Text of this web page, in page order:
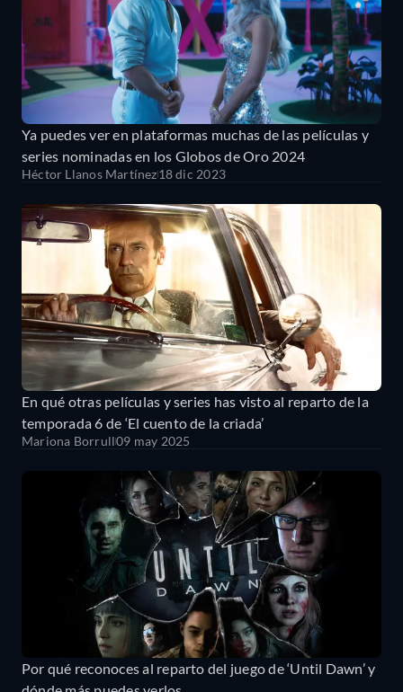
Ya puedes ver en plataformas muchas de las películas y
series nominadas en los Globos de Oro 2024
Héctor Llanos Martínez18 dic 2023
En qué otras películas y series has visto al reparto de la
temporada 6 de ‘El cuento de la criada’
Mariona Borrull09 may 2025
Por qué reconoces al reparto del juego de ‘Until Dawn’ y